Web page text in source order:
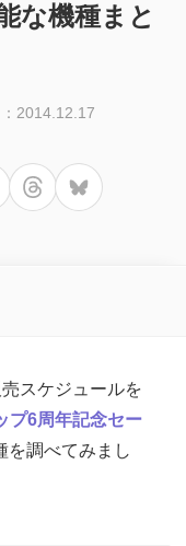
な機種まと
2014.12.17
スケジュールを
プ6周年記念セー
を調べてみまし